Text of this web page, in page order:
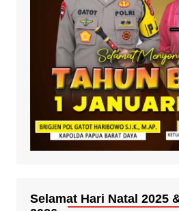
Selamat Hari Natal 2025